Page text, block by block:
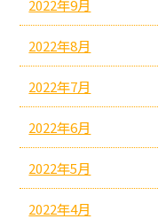
2022年9月
2022年8月
2022年7月
2022年6月
2022年5月
2022年4月